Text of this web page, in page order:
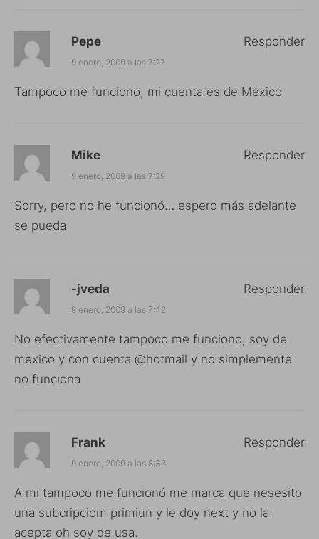
Pepe
9 enero, 2009 a las 7:27
Tampoco me funciono, mi cuenta es de México
Responder
Mike
9 enero, 2009 a las 7:29
Sorry, pero no he funcionó… espero más adelante
se pueda
Responder
-jveda
9 enero, 2009 a las 7:42
No efectivamente tampoco me funciono, soy de
mexico y con cuenta @hotmail y no simplemente
no funciona
Responder
Frank
9 enero, 2009 a las 8:33
A mi tampoco me funcionó me marca que nesesito
una subcripciom primiun y le doy next y no la
acepta oh soy de usa.
Responder